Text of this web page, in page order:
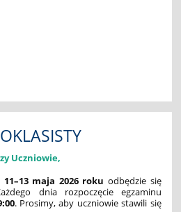
Uczniowie,
11–13 maja 2026 roku odbędzie się
dnia rozpoczęcie egzaminu
. Prosimy, aby uczniowie stawili się